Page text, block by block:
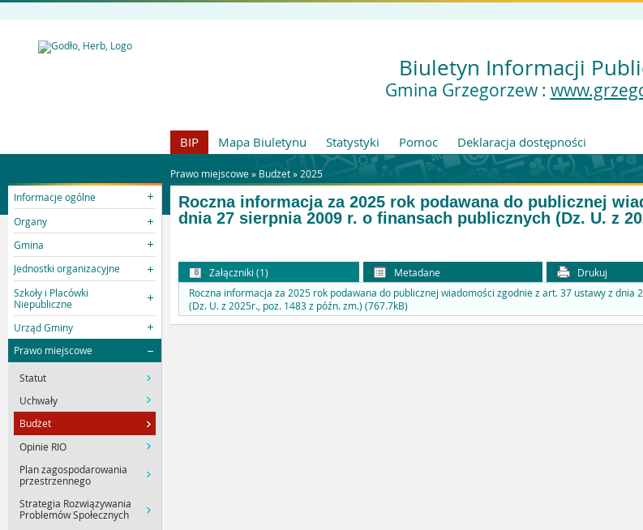
Biuletyn Informacji
Gmina Grzegorzew :
BIP Mapa Biuletynu Statystyki Pomoc Deklaracja dostępności
Prawo miejscowe » Budżet» 2025
Informacje ogólne
Organy
Gmina
Jednostki organizacyjne
Szkoły i Placówki
Niepubliczne
Urząd Gminy
Prawo miejscowe
Statut
Uchwały
Budżet
Opinie RIO
Plan zagospodarowania
przestrzennego
Strategia Rozwiązywania
Problemów Społecznych
Roczna informacja za 2025 rok podawana do publicznej
dnia 27 sierpnia 2009 r. o finansach publicznych (Dz. U. z
Załączniki (1) Metadane Drukuj
Roczna informacja za 2025 rok podawana do publicznej wiadomości zgodnie z art. 37 ustawy z dnia
(Dz. U. z 2025r., poz. 1483 z późn. zm.) (767.7kB)